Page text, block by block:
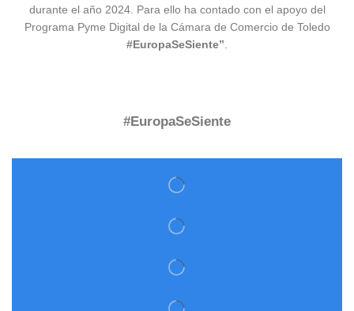
durante el año 2024. Para ello ha contado con el apoyo del
Programa Pyme Digital de la Cámara de Comercio de Toledo
#EuropaSeSiente”
#EuropaSeSiente